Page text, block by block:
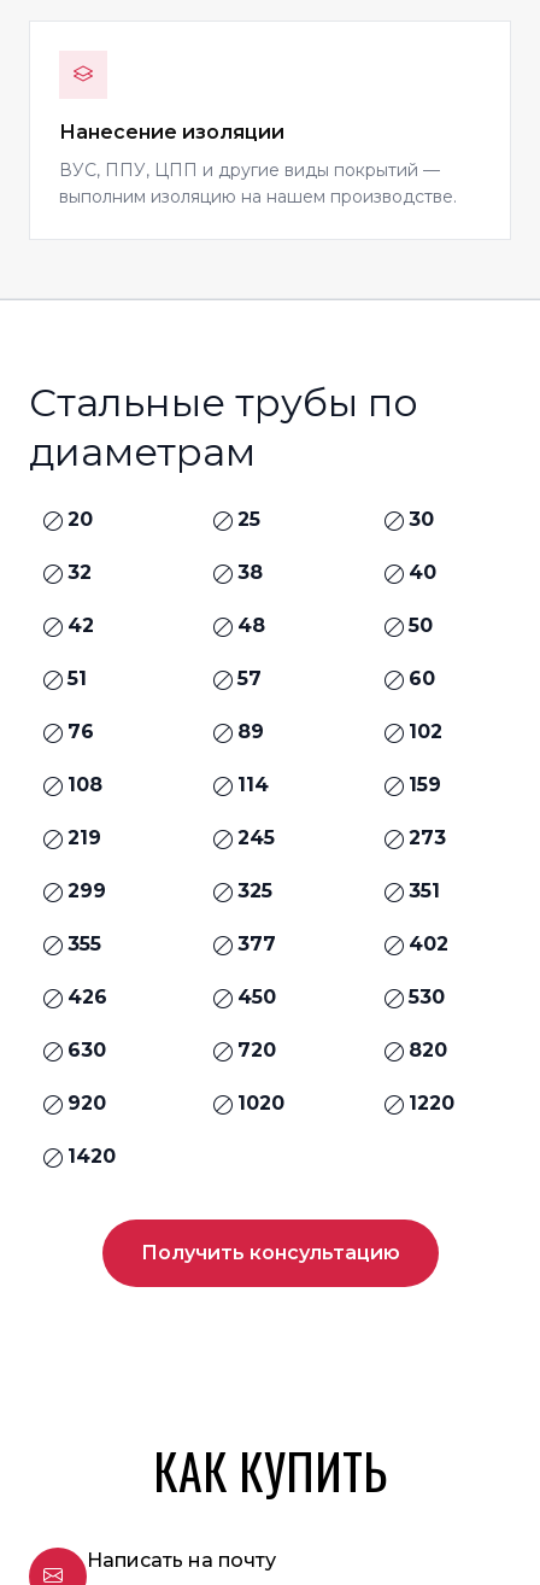
Нанесение изоляции
ВУС, ППУ, ЦПП и другие виды покрытий —
выполним изоляцию на нашем производстве.
Стальные трубы по
диаметрам
20 25 30
32 38 40
42 48 50
51 57 60
76 89 102
108 114 159
219 245 273
299 325 351
355 377 402
426 450 530
630 720 820
920 1020 1220
1420
Получить консультацию
КАК КУПИТЬ
Написать на почту